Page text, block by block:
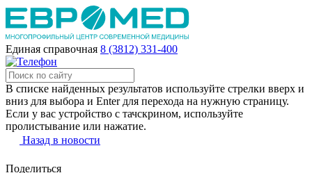
Единая справочная 8 (3812) 331-400
В списке найденных результатов используйте стрелки вверх и
вниз для выбора и Enter для перехода на нужную страницу.
Если у вас устройство с тачскрином, используйте
пролистывание или нажатие.
Назад в новости
Поделиться